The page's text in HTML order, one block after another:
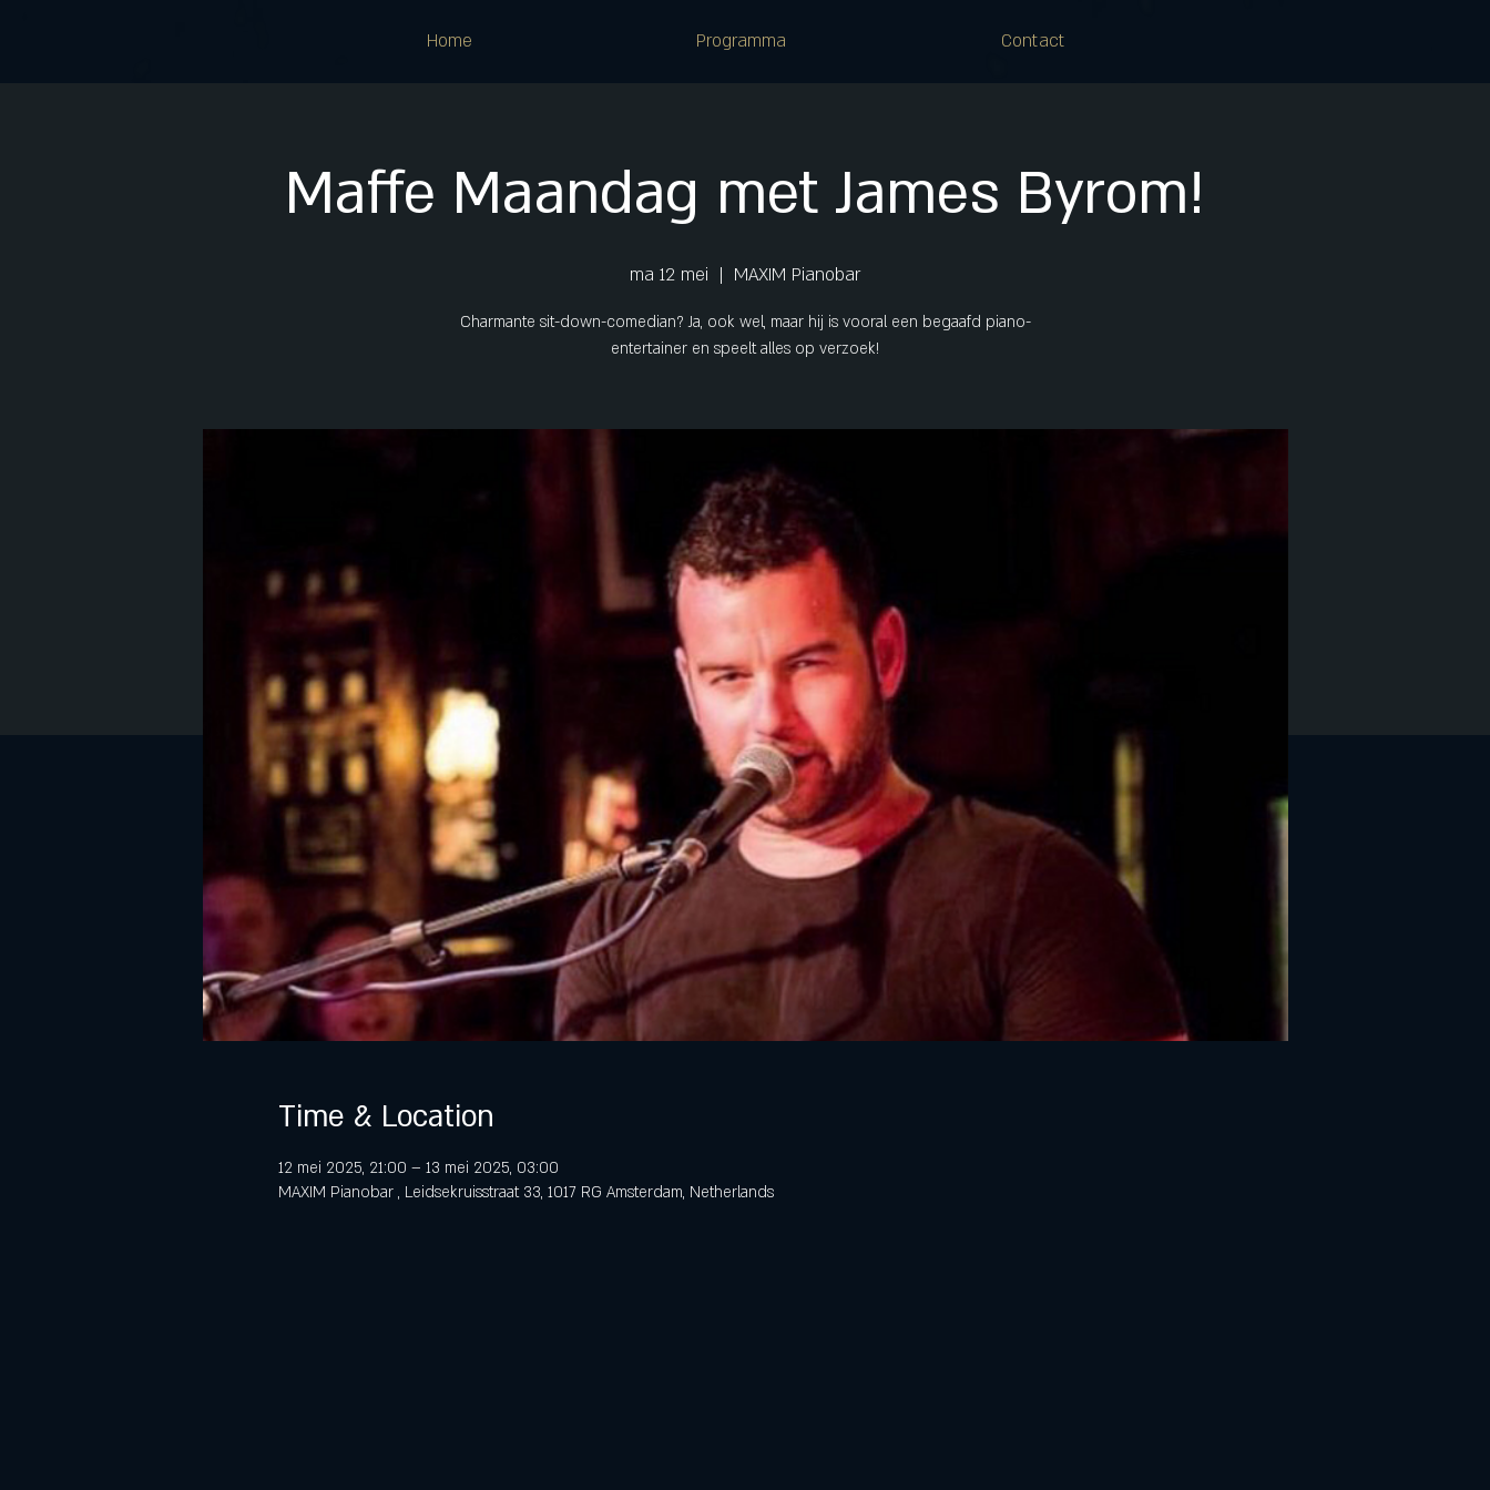
Home Programma Contact
Maffe Maandag met James Byrom!
ma 12 mei
  |
MAXIM Pianobar
Charmante sit-down-comedian? Ja, ook wel, maar hij is vooral een begaafd piano-
entertainer en speelt alles op verzoek!
Time & Location
12 mei 2025, 21:00 – 13 mei 2025, 03:00
MAXIM Pianobar , Leidsekruisstraat 33, 1017 RG Amsterdam, Netherlands